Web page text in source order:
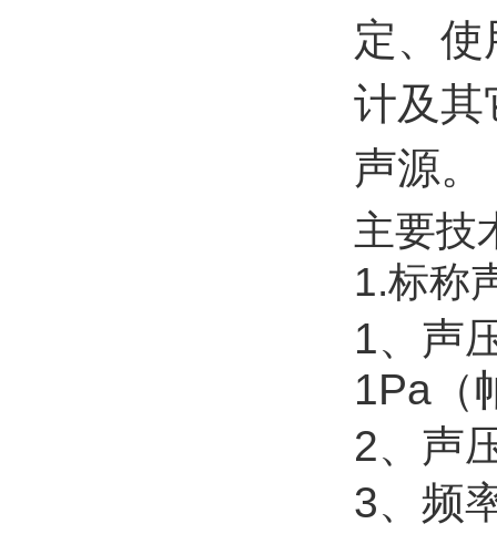
定、
计及其
声源。
主要技
1.标称
1、声
1Pa（
2、声
3、频